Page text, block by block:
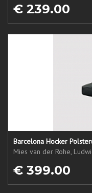
€ 239.00
Barcelona Hocker
Mies van der Rohe,
€ 399.00